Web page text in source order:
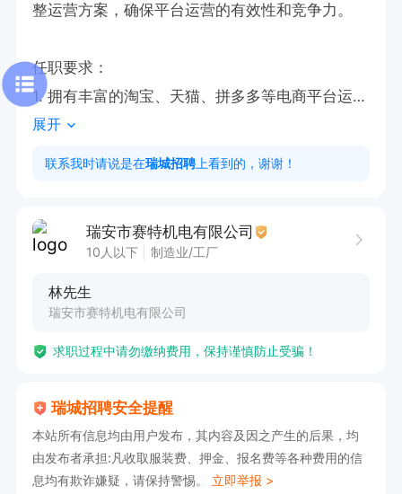
整运营方案，确保平台运营的有效性和竞争力。
任职要求：
1. 拥有丰富的淘宝、天猫、拼多多等电商平台运营
经验，对平台规则有深入理解和精准把握。
2. 具备敏锐的市场洞察力和数据分析能力，能够
工作时间：
堂并提供餐补，享有带薪月休 2 - 4 天，还有年终
运营精英火速加盟！本岗位主做电商平台，有经验
者优先，期待您的急速任职！
展开
联系我时请说是在瑞城招聘 上看到的，谢谢！
瑞安市赛特机电有限公司
10人以下 制造业/工厂
林先生
瑞安市赛特机电有限公司
求职过程中请勿缴纳费用，保持谨慎防止受骗！
瑞城招聘安全提醒
本站所有信息均由用户发布，其内容及因之产生的后果，均
由发布者承担:凡收取服装费、押金、报名费等各种费用的信
息均有欺诈嫌疑，请保持警惕。 立即举报 >